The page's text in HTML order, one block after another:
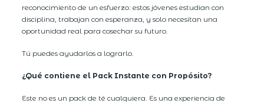
reconocimiento de un esfuerzo: estos jóvenes estudian con
disciplina, trabajan con esperanza, y solo necesitan una
oportunidad real para cosechar su futuro.
Tú puedes ayudarlos a lograrlo.
¿Qué contiene el Pack Instante con Propósito?
Este no es un pack de té cualquiera. Es una experiencia de